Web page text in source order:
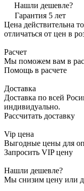
Нашли дешевле?
Гарантия 5 лет
Цена действительна
отличаться от цен в
Расчет
Мы поможем вам в
Помощь в расчете
Доставка
Доставка по всей
индивидуально.
Рассчитать доставку
Vip цена
Выгодные цены для
Запросить VIP цену
Нашли дешевле?
Мы снизим цену или